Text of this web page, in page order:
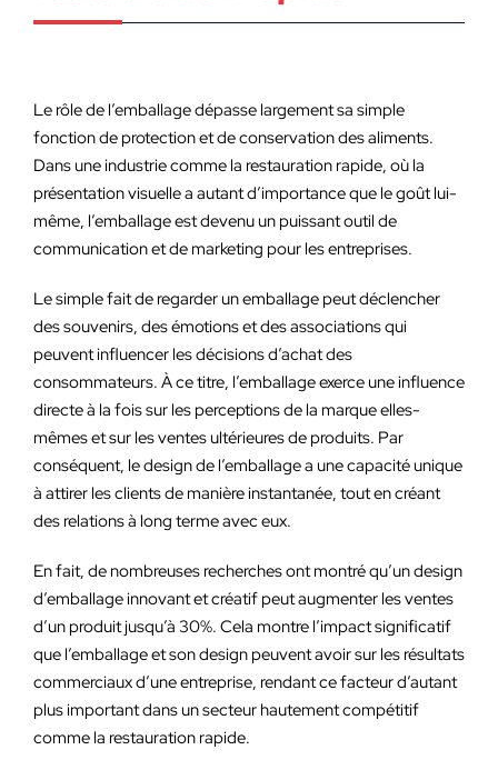
Le rôle de l’emballage dépasse largement sa simple
fonction de protection et de conservation des aliments.
Dans une industrie comme la restauration rapide, où la
présentation visuelle a autant d’importance que le goût lui-
même, l’emballage est devenu un puissant outil de
communication et de marketing pour les entreprises.
Le simple fait de regarder un emballage peut déclencher
des souvenirs, des émotions et des associations qui
peuvent influencer les décisions d’achat des
consommateurs. À ce titre, l’emballage exerce une influence
directe à la fois sur les perceptions de la marque elles-
mêmes et sur les ventes ultérieures de produits. Par
conséquent, le design de l’emballage a une capacité unique
à attirer les clients de manière instantanée, tout en créant
des relations à long terme avec eux.
En fait, de nombreuses recherches ont montré qu’un design
d’emballage innovant et créatif peut augmenter les ventes
d’un produit jusqu’à 30%. Cela montre l’impact significatif
que l’emballage et son design peuvent avoir sur les résultats
commerciaux d’une entreprise, rendant ce facteur d’autant
plus important dans un secteur hautement compétitif
comme la restauration rapide.